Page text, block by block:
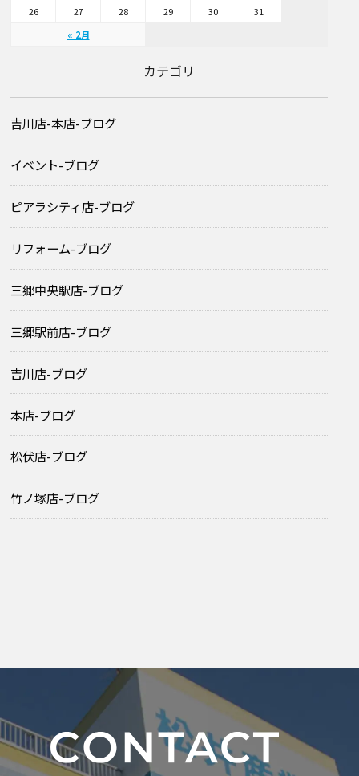
« 2月
26 27 28 29 30 31
カテゴリ
吉川店-本店-ブログ
イベント-ブログ
ピアラシティ店-ブログ
リフォーム-ブログ
三郷中央駅店-ブログ
三郷駅前店-ブログ
吉川店-ブログ
本店-ブログ
松伏店-ブログ
竹ノ塚店-ブログ